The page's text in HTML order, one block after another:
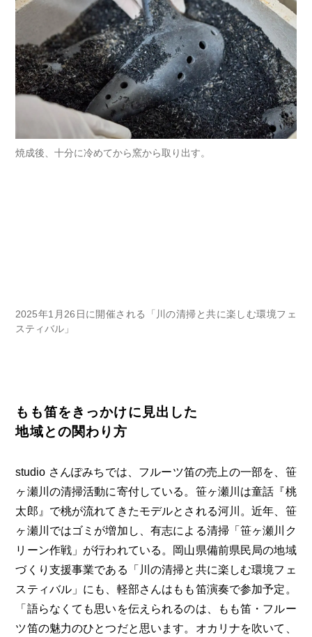
焼成後、十分に冷めてから窯から取り出す。
2025年1月26日に開催される「川の清掃と共に楽しむ環境フェ
スティバル」
もも笛をきっかけに見出した
地域との関わり方
studio さんぽみちでは、フルーツ笛の売上の一部を、笹
ヶ瀬川の清掃活動に寄付している。笹ヶ瀬川は童話『桃
太郎』で桃が流れてきたモデルとされる河川。近年、笹
ヶ瀬川ではゴミが増加し、有志による清掃「笹ヶ瀬川ク
リーン作戦」が行われている。岡山県備前県民局の地域
づくり支援事業である「川の清掃と共に楽しむ環境フェ
スティバル」にも、軽部さんはもも笛演奏で参加予定。
「語らなくても思いを伝えられるのは、もも笛・フルー
ツ笛の魅力のひとつだと思います。オカリナを吹いて、